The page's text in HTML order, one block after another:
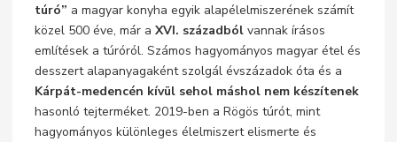
túró” a magyar konyha egyik alapélelmiszerének számít
közel 500 éve, már aXVI. századból vannak írásos
említések a túróról. Számos hagyományos magyar étel és
desszert alapanyagaként szolgál évszázadok óta és a
Kárpát-medencén kívül sehol máshol nem készítenek
hasonló tejterméket. 2019-ben a Rögös túrót, mint
hagyományos különleges élelmiszert elismerte és